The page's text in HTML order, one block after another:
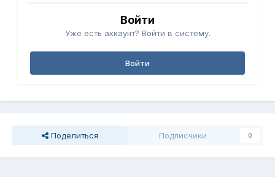
Войти
Уже есть аккаунт? Войти в систему.
Войти
Поделиться Подписчики 0